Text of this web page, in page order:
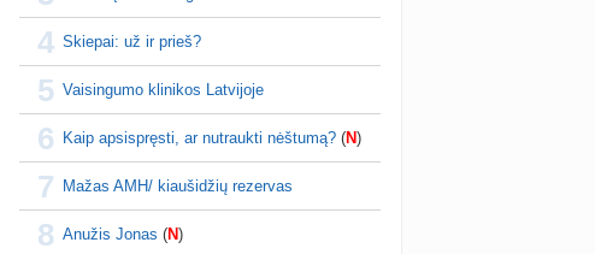
4 Skiepai: už ir prieš?
5 Vaisingumo klinikos Latvijoje
6 Kaip apsispręsti, ar nutraukti nėštumą? (N)
7 Mažas AMH/ kiaušidžių rezervas
8 Anužis Jonas (N)